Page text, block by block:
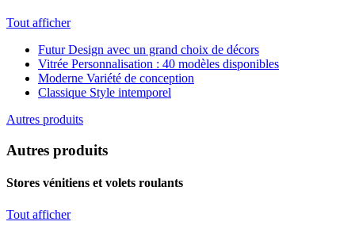
Tout afficher
Futur Design avec un grand choix de décors
Vitrée Personnalisation : 40 modèles disponibles
Moderne Variété de conception
Classique Style intemporel
Autres produits
Autres produits
Stores vénitiens et volets roulants
Tout afficher